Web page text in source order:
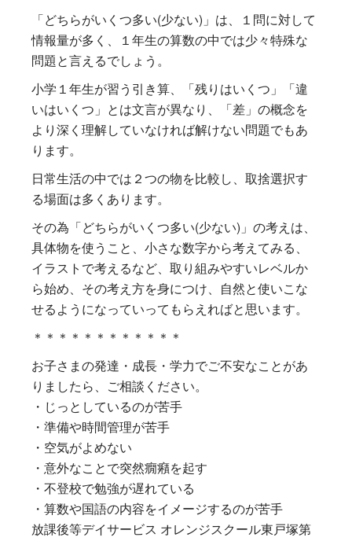
「どちらがいくつ多い(少ない)」は、１問に対して
情報量が多く、１年生の算数の中では少々特殊な
問題と言えるでしょう。
小学１年生が習う引き算、「残りはいくつ」「違
いはいくつ」とは文言が異なり、「差」の概念を
より深く理解していなければ解けない問題でもあ
ります。
日常生活の中では２つの物を比較し、取捨選択す
る場面は多くあります。
その為「どちらがいくつ多い(少ない)」の考えは、
具体物を使うこと、小さな数字から考えてみる、
イラストで考えるなど、取り組みやすいレベルか
ら始め、その考え方を身につけ、自然と使いこな
せるようになっていってもらえればと思います。
＊＊＊＊＊＊＊＊＊＊＊＊
お子さまの発達・成長・学力でご不安なことがあ
りましたら、ご相談ください。
・じっとしているのが苦手
・準備や時間管理が苦手
・空気がよめない
・意外なことで突然癇癪を起す
・不登校で勉強が遅れている
・算数や国語の内容をイメージするのが苦手
放課後等デイサービス オレンジスクール東戸塚第